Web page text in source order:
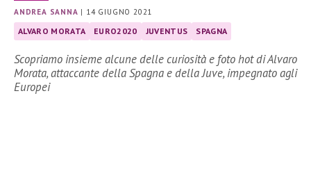
ANDREA SANNA | 14 GIUGNO 2021
ALVARO MORATA EURO2020 JUVENTUS SPAGNA
Scopriamo insieme alcune delle curiosità e foto hot di Alvaro
Morata, attaccante della Spagna e della Juve, impegnato agli
Europei